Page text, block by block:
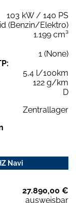
103 kW / 140 PS
(Benzin/Elektro)
1.199 cm³
1 (None)
5,4 l/100km
122 g/km
D
Zentrallager
Navi
27.890,00 €
ausweisbar